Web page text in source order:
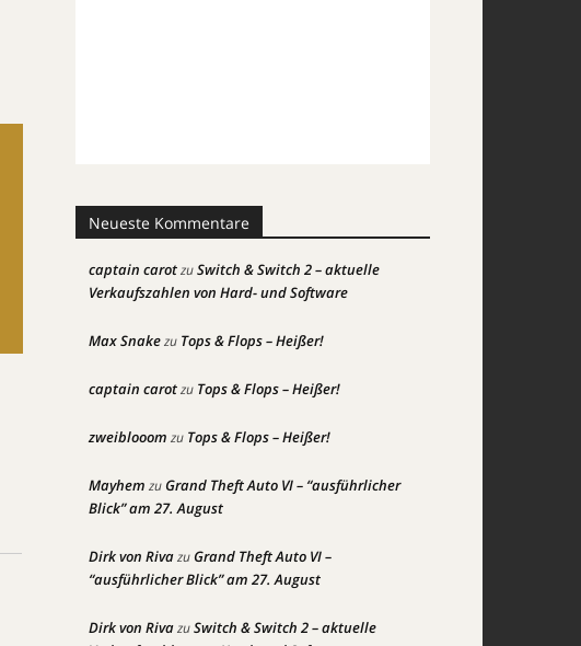
Neueste Kommentare
captain carotzuSwitch & Switch 2 – aktuelle
Verkaufszahlen von Hard- und Software
Max Snakezu Tops & Flops – Heißer!
captain carotzu Tops & Flops – Heißer!
zweiblooom zu Tops & Flops – Heißer!
Mayhem zuGrand Theft Auto VI – “ausführlicher
Blick” am 27. August
Dirk von RivazuGrand Theft Auto VI –
“ausführlicher Blick” am 27. August
Dirk von RivazuSwitch & Switch 2 – aktuelle